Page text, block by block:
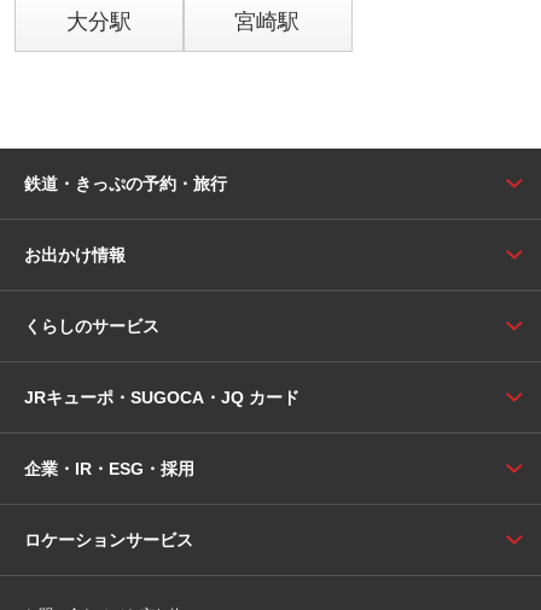
大分駅 宮崎駅
鉄道・きっぷの予約・旅行
お出かけ情報
くらしのサービス
JRキューポ・SUGOCA・JQ カード
企業・IR・ESG・採用
ロケーションサービス